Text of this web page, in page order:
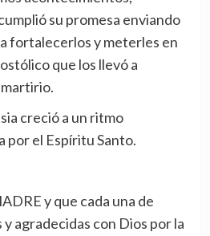
su promesa enviando
fortalecerlos y meterles en
que los llevó a
creció a un ritmo
por el Espíritu Santo.
y que cada una de
agradecidas con Dios por la